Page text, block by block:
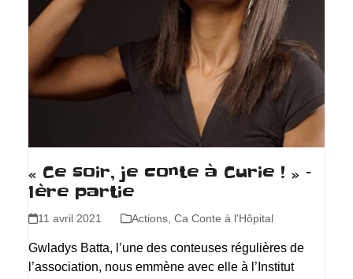
« Ce soir, je conte à Curie ! » –
1ère partie
11 avril 2021 Actions ,Ca Conte à l'Hôpital
Gwladys Batta, l’une des conteuses régulières de
l’association, nous emmène avec elle à l’Institut